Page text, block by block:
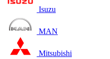
Isuzu
MAN
Mitsubishi